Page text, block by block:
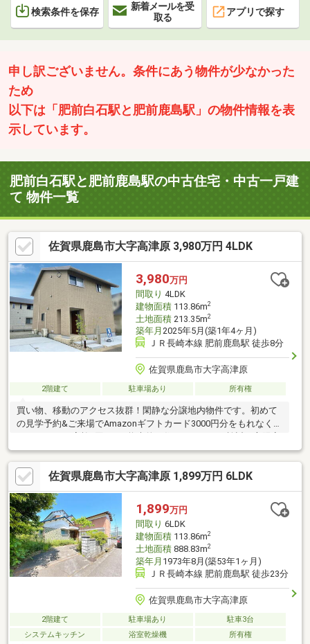
検索条件を保存
新着メールを受
取る
アプリで探す
申し訳ございません。条件にあう物件が少なかった
ため
以下は「肥前白石駅と肥前鹿島駅」の物件情報を表
示しています。
肥前白石駅と肥前鹿島駅の中古住宅・中古一戸建
て 物件一覧
佐賀県鹿島市大字高津原 3,980万円 4LDK
3,980万円
間取り 4LDK
建物面積113.86m2
土地面積213.35m2
築年月 2025年5月(築1年4ヶ月)
ＪＲ長崎本線 肥前鹿島駅 徒歩8分
佐賀県鹿島市大字高津原
2階建て 駐車場あり 所有権
買い物、移動のアクセス抜群！閑静な分譲地内物件です。初めて
の見学予約&ご来場でAmazonギフトカード3000円分をもれなくプ
で、未成年・学生の方は除きます※詳細は「プレゼント情報」を
ご確認ください
佐賀県鹿島市大字高津原 1,899万円 6LDK
1,899万円
間取り 6LDK
建物面積113.86m2
土地面積888.83m2
築年月 1973年8月(築53年1ヶ月)
ＪＲ長崎本線 肥前鹿島駅 徒歩23分
佐賀県鹿島市大字高津原
2階建て 駐車場あり
駐車3台
システムキッチン
浴室乾燥機 所有権